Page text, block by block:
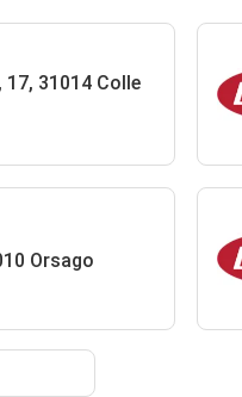
31014 Colle
Orsago